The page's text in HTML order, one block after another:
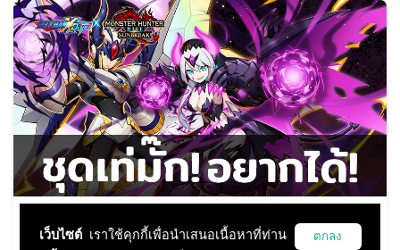
ข่าวเกม PC 3 ปีที่แล้ว
เว็บไซต์ เราใช้คุกกี้เพื่อนำเสนอเนื้อหาที่ท่าน
ตกลง